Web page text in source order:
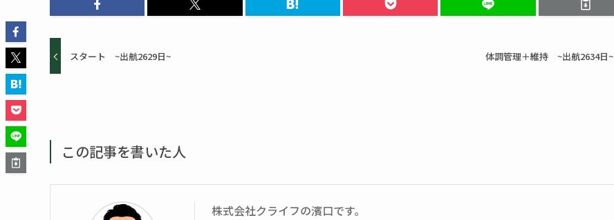
スタート ~出航2629日~ 体調管理＋維持 ~出航2634日~
この記事を書いた人
株式会社クライフの濱口です。